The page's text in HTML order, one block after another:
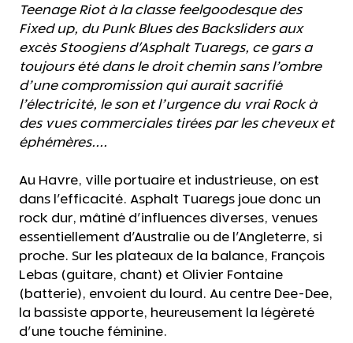
Teenage Riot à la classe feelgoodesque des
Fixed up, du Punk Blues des Backsliders aux
excès Stoogiens d'Asphalt Tuaregs, ce gars a
toujours été dans le droit chemin sans l’ombre
d’une compromission qui aurait sacrifié
l’électricité, le son et l’urgence du vrai Rock à
des vues commerciales tirées par les cheveux et
éphémères....
Au Havre, ville portuaire et industrieuse, on est
dans l'efficacité. Asphalt Tuaregs joue donc un
rock dur, mâtiné d'influences diverses, venues
essentiellement d'Australie ou de l'Angleterre, si
proche. Sur les plateaux de la balance, François
Lebas (guitare, chant) et Olivier Fontaine
(batterie), envoient du lourd. Au centre Dee-Dee,
la bassiste apporte, heureusement la légèreté
d'une touche féminine.